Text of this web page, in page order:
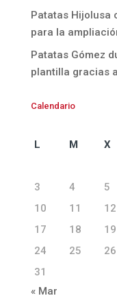
Patatas Hijolusa
para la
Patatas Gómez
plantilla gracias
Calendario
L M X
3
4 5
10
11 12
17
18 19
24
25 26
31
« Mar